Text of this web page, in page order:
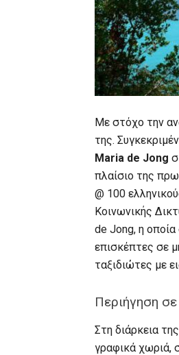
Με στόχο την
της.
Maria de Jong
πλαίσιο της
@ 100
Κοινωνικής
de Jong, η οποία
επισκέπτες σε
ταξιδιώτες με
Περιήγηση
Στη διάρκεια
γραφικά χωριά,